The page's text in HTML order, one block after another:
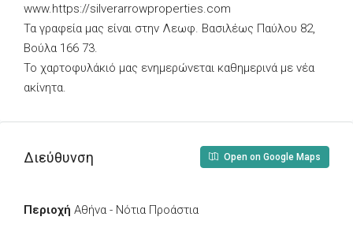
www.https://silverarrowproperties.com
Τα γραφεία μας είναι στην Λεωφ. Βασιλέως Παύλου 82,
Βούλα 166 73.
Το χαρτοφυλάκιό μας ενημερώνεται καθημερινά με νέα
ακίνητα.
Διεύθυνση Open on Google Maps
Περιοχή Αθήνα - Νότια Προάστια